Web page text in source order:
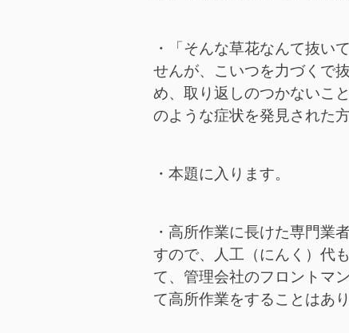
・「そんな草花なんて抜い
せんが、こいつを力づくで
め、取り返しのつかないこ
のような症状を発見された
・本題に入ります。
・高所作業に長けた専門業
すので、人工（にんく）代
て、管理会社のフロントマ
て高所作業をすることはあ